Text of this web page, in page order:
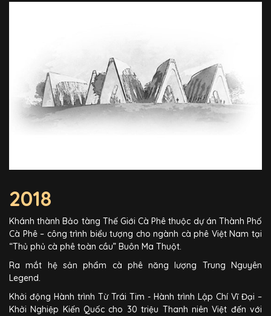
2018
Khánh thành Bảo tàng Thế Giới Cà Phê thuộc dự án Thành Phố
Cà Phê – công trình biểu tượng cho ngành cà phê Việt Nam tại
“Thủ phủ cà phê toàn cầu” Buôn Ma Thuột.
Ra mắt hệ sản phẩm cà phê năng lượng Trung Nguyên
Legend.
Khởi động Hành trình Từ Trái Tim - Hành trình Lập Chí Vĩ Đại –
Khởi Nghiệp Kiến Quốc cho 30 triệu Thanh niên Việt đến với